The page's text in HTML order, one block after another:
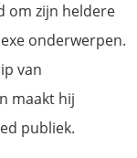
om zijn heldere
onderwerpen.
van
maakt hij
publiek.